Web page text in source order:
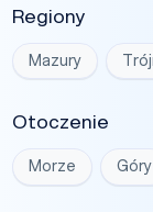
Regiony
Mazury
Otoczenie
Morze Góry